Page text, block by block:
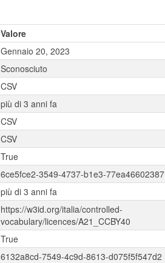
Valore
Gennaio 20, 2023
Sconosciuto
CSV
più di 3 anni fa
CSV
CSV
True
6ce5fce2-3549-4737-b1e3-77ea46602387
più di 3 anni fa
https://w3id.org/italia/controlled-
vocabulary/licences/A21_CCBY40
True
6132a8cd-7549-4c9d-8613-d075f5f547d2